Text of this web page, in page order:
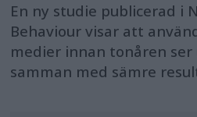
En ny studie publicerad i
Behaviour visar att
medier innan tonåren
samman med sämre